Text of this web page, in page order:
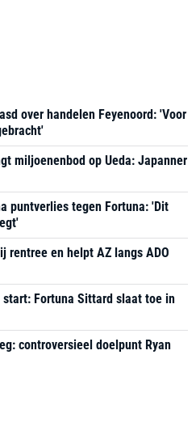
over handelen Feyenoord: 'Voor
miljoenenbod op Ueda: Japanner
puntverlies tegen Fortuna: 'Dit
rentree en helpt AZ langs ADO
start: Fortuna Sittard slaat toe in
controversieel doelpunt Ryan